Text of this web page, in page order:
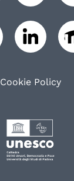
Cookie Policy